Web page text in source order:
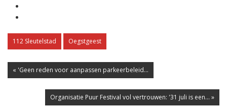
112 Sleutelstad Oegstgeest
« 'Geen reden voor aanpassen parkeerbeleid...
Organisatie Puur Festival vol vertrouwen: '31 juli is een... »